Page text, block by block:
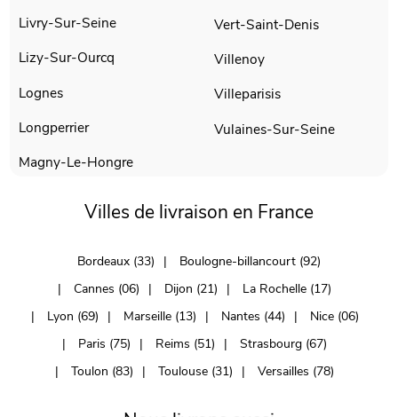
Livry-Sur-Seine
Lizy-Sur-Ourcq
Lognes
Longperrier
Magny-Le-Hongre
Vert-Saint-Denis
Villenoy
Villeparisis
Vulaines-Sur-Seine
Villes de livraison en France
Bordeaux (33)
Boulogne-billancourt (92)
Cannes (06)
Dijon (21)
La Rochelle (17)
Lyon (69)
Marseille (13) Nantes (44)
Nice (06)
Paris (75)
Reims (51)
Strasbourg (67)
Toulon (83)
Toulouse (31) Versailles (78)